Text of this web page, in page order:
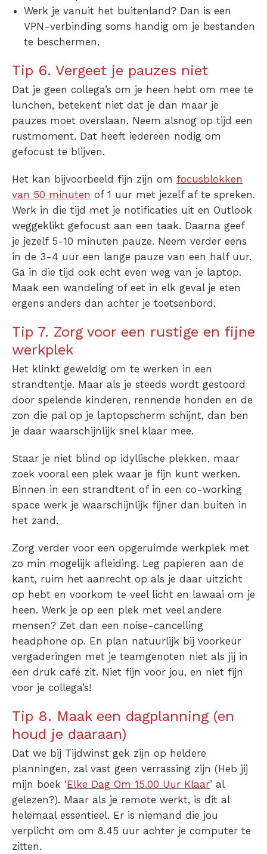
Werk je vanuit het buitenland? Dan is een
VPN-verbinding soms handig om je bestanden
te beschermen.
Tip 6. Vergeet je pauzes niet
Dat je geen collega’s om je heen hebt om mee te
lunchen, betekent niet dat je dan maar je
pauzes moet overslaan. Neem alsnog op tijd een
rustmoment. Dat heeft iedereen nodig om
gefocust te blijven.
Het kan bijvoorbeeld fijn zijn om focusblokken
van 50 minuten of 1 uur met jezelf af te spreken.
Werk in die tijd met je notificaties uit en Outlook
weggeklikt gefocust aan een taak. Daarna geef
je jezelf 5-10 minuten pauze. Neem verder eens
in de 3-4 uur een lange pauze van een half uur.
Ga in die tijd ook echt even weg van je laptop.
Maak een wandeling of eet in elk geval je eten
ergens anders dan achter je toetsenbord.
Tip 7. Zorg voor een rustige en fijne
werkplek
Het klinkt geweldig om te werken in een
strandtentje. Maar als je steeds wordt gestoord
door spelende kinderen, rennende honden en de
zon die pal op je laptopscherm schijnt, dan ben
je daar waarschijnlijk snel klaar mee.
Staar je niet blind op idyllische plekken, maar
zoek vooral een plek waar je fijn kunt werken.
Binnen in een strandtent of in een co-working
space werk je waarschijnlijk fijner dan buiten in
het zand.
Zorg verder voor een opgeruimde werkplek met
zo min mogelijk afleiding. Leg papieren aan de
kant, ruim het aanrecht op als je daar uitzicht
op hebt en voorkom te veel licht en lawaai om je
heen. Werk je op een plek met veel andere
mensen? Zet dan een noise-cancelling
headphone op. En plan natuurlijk bij voorkeur
vergaderingen met je teamgenoten niet als jij in
een druk café zit. Niet fijn voor jou, en niet fijn
voor je collega’s!
Tip 8. Maak een dagplanning (en
houd je daaraan)
Dat we bij Tijdwinst gek zijn op heldere
planningen, zal vast geen verrassing zijn (Heb jij
mijn boek ‘Elke Dag Om 15.00 Uur Klaar’ al
gelezen?). Maar als je remote werkt, is dit al
helemaal essentieel. Er is niemand die jou
verplicht om om 8.45 uur achter je computer te
zitten.